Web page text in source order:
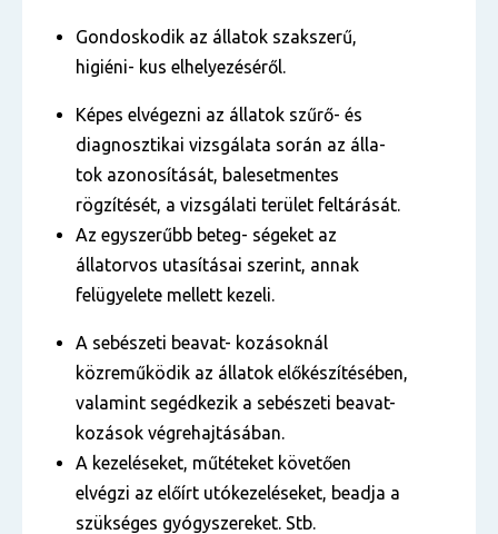
Gondoskodik az állatok szakszerű,
higiéni- kus elhelyezéséről.
Képes elvégezni az állatok szűrő- és
diagnosztikai vizsgálata során az álla-
tok azonosítását, balesetmentes
rögzítését, a vizsgálati terület feltárását.
Az egyszerűbb beteg- ségeket az
állatorvos utasításai szerint, annak
felügyelete mellett kezeli.
A sebészeti beavat- kozásoknál
közreműködik az állatok előkészítésében,
valamint segédkezik a sebészeti beavat-
kozások végrehajtásában.
A kezeléseket, műtéteket követően
elvégzi az előírt utókezeléseket, beadja a
szükséges gyógyszereket. Stb.